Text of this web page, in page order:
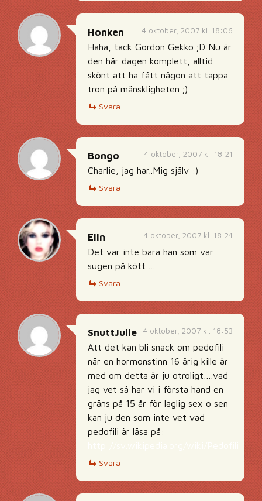
4 oktober, 2007 kl. 18:06
Honken
Haha, tack Gordon Gekko ;D Nu är
den här dagen komplett, alltid
skönt att ha fått någon att tappa
tron på mänskligheten ;)
Svara
4 oktober, 2007 kl. 18:21
Bongo
Charlie, jag har..Mig själv :)
Svara
4 oktober, 2007 kl. 18:24
Elin
Det var inte bara han som var
sugen på kött….
Svara
4 oktober, 2007 kl. 18:53
SnuttJulle
Att det kan bli snack om pedofili
när en hormonstinn 16 årig kille är
med om detta är ju otroligt….vad
jag vet så har vi i första hand en
gräns på 15 år för laglig sex o sen
kan ju den som inte vet vad
pedofili är läsa på:
Svara